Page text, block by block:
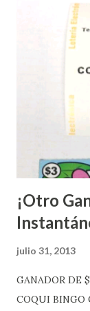
instantáneos”,
López explicó
Estados
números
aquellos con
Loto,
Mientras, que l...
¡Otro
julio 31, 2013
GANADOR DE
COQUI